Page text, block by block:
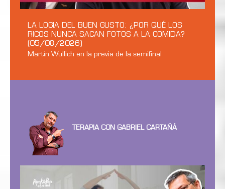
LA LOGIA DEL BUEN GUSTO: ¿POR QUÉ LOS
RICOS NUNCA SACAN FOTOS A LA COMIDA?
(05/08/2026)
Martín Wullich en la previa de la semifinal
TERAPIA CON GABRIEL CARTAÑÁ